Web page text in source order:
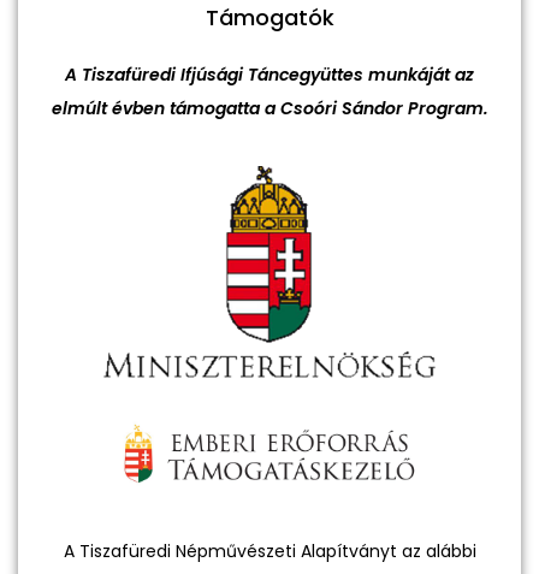
Támogatók
A Tiszafüredi Ifjúsági Táncegyüttes munkáját az
elmúlt évben támogatta a Csoóri Sándor Program.
A Tiszafüredi Népművészeti Alapítványt az alábbi